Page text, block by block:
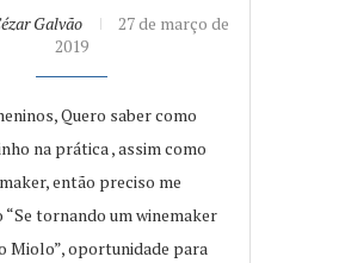
Galvão
27 de março de
2019
Quero saber como
na prática , assim como
então preciso me
“Se tornando um winemaker
Miolo”, oportunidade para